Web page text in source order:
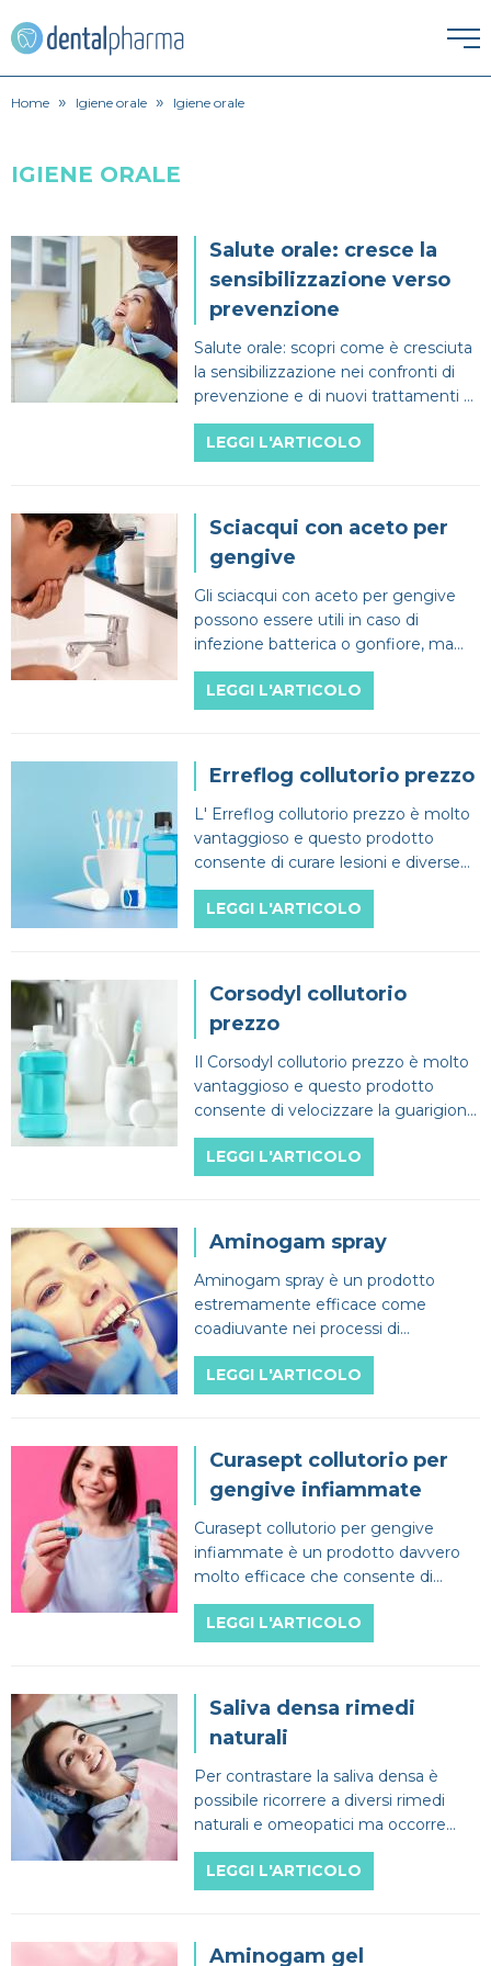
HOME
ESTETICA DENTALE
Faccette Dentali
Intarsio dentale
Sbiancamento denti
Igiene orale
Lavare i denti
Pulizia denti
ORTODONZIA
Apparecchio
Endodonzia
PATOLOGIE
Alitosi
Infezione denti
Mal di denti
PROTESI
Ponte dentale
Protesi Dentali
Estero
Impianti dentali
CERCA
Home » Igiene orale » Igiene orale
IGIENE ORALE
Salute orale: cresce la
sensibilizzazione verso
prevenzione
Salute orale: scopri come è cresciuta
la sensibilizzazione nei confronti di
prevenzione e di nuovi trattamenti a
tutto vantaggio del paziente finale.
LEGGI L'ARTICOLO
Sciacqui con aceto per
gengive
Gli sciacqui con aceto per gengive
possono essere utili in caso di
infezione batterica o gonfiore, ma
l'aceto può corrodere lo smalto dei
denti.
LEGGI L'ARTICOLO
Erreflog collutorio prezzo
L' Erreflog collutorio prezzo è molto
vantaggioso e questo prodotto
consente di curare lesioni e diverse
patologie del cavo orale in modo
rapido ed efficace.
LEGGI L'ARTICOLO
Corsodyl collutorio
prezzo
Il Corsodyl collutorio prezzo è molto
vantaggioso e questo prodotto
consente di velocizzare la guarigione
del cavo orale e di prevenire diverse
patologie.
LEGGI L'ARTICOLO
Aminogam spray
Aminogam spray è un prodotto
estremamente efficace come
coadiuvante nei processi di
rigenerazione della mucosa
gengivale e contiene acido
ialuronico.
LEGGI L'ARTICOLO
Curasept collutorio per
gengive infiammate
Curasept collutorio per gengive
infiammate è un prodotto davvero
molto efficace che consente di
prevenire efficacemente problemi
gengivali anche molto gravi.
LEGGI L'ARTICOLO
Saliva densa rimedi
naturali
Per contrastare la saliva densa è
possibile ricorrere a diversi rimedi
naturali e omeopatici ma occorre
anche andare dal dentista per una
rapida diagnosi.
LEGGI L'ARTICOLO
Aminogam gel